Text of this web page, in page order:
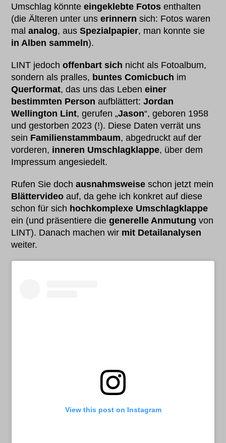
Umschlag könnteeingeklebte Fotos enthalten
(die Älteren unter unserinnern sich: Fotos waren
malanalog, ausSpezialpapier, man konnte sie
in Alben sammeln).
LINT jedochoffenbart sich nicht als Fotoalbum,
sondern als pralles, buntes Comicbuch im
Querformat, das uns das Lebeneiner
bestimmten Person aufblättert:Jordan
Wellington Lint, gerufen „Jason“, geboren 1958
und gestorben 2023 (!). Diese Daten verrät uns
sein Familienstammbaum, abgedruckt auf der
vorderen, inneren Umschlagklappe, über dem
Impressum angesiedelt.
Rufen Sie dochausnahmsweise schon jetzt mein
Blättervideo auf, da gehe ich konkret auf diese
schon für sich hochkomplexe Umschlagklappe
ein (und präsentiere diegenerelle Anmutung von
LINT). Danach machen wir mit Detailanalysen
weiter.
View this post on Instagram